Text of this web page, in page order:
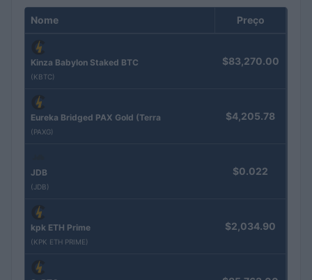
Nome Preço
Kinza Babylon Staked BTC
(KBTC)
$83,270.00
Eureka Bridged PAX Gold (Terra
(PAXG)
$4,205.78
JDB
(JDB)
$0.022
kpk ETH Prime
(KPK ETH PRIME)
$2,034.90